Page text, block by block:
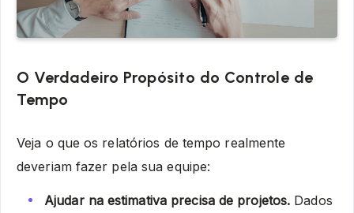
O Verdadeiro Propósito do Controle de
Tempo
Veja o que os relatórios de tempo realmente
deveriam fazer pela sua equipe:
Ajudar na estimativa precisa de projetos. Dados